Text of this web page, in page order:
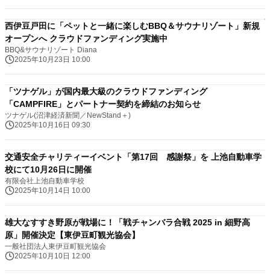
西伊豆戸田に「ペットと一緒に楽しむBBQ＆サウナリゾート」新規
オープンへ クラウドファンディング実施中
BBQ&サウナリゾート Diana
2025年10月23日 10:00
「ツナゲル」が国内最大級のクラウドファンディング
「CAMPFIRE」とパートナー契約を締結のお知らせ
ツナゲル(沼津経済新聞／NewStand＋)
2025年10月16日 09:30
交通安全チャリティーイベント「第17回 感謝祭」を 上池自動車学
校にて10月26日に開催
有限会社上池自動車学校
2025年10月14日 10:00
雄大なすすき野原が戦場に！「戦チャンバラ合戦 2025 in 細野高
原」開催決定【東伊豆町観光協会】
一般社団法人東伊豆町観光協会
2025年10月10日 12:00